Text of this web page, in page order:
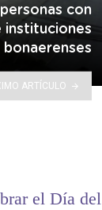
con
instituciones
bonaerenses
ARTÍCULO
el Día del